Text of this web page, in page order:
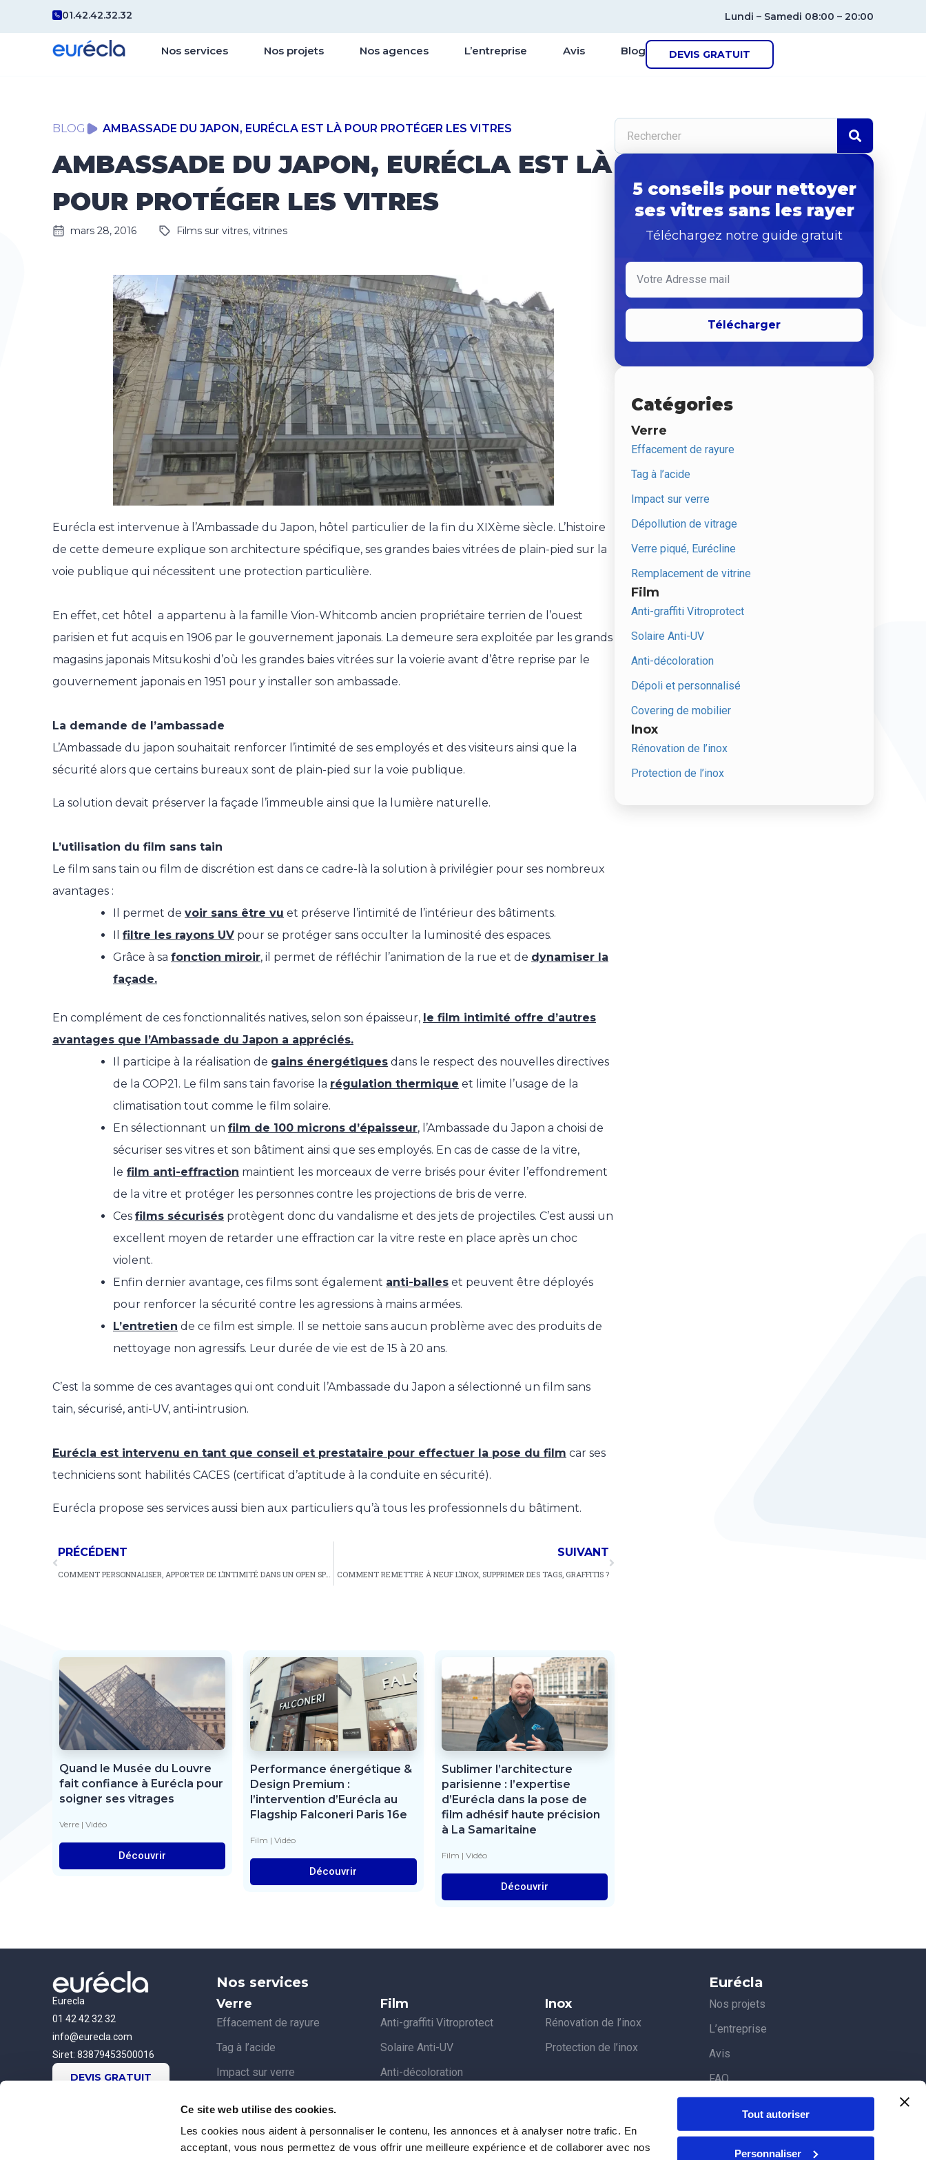
Ce site web utilise des cookies.
Les cookies nous aident à personnaliser le contenu, les annonces et à analyser notre trafic. En
acceptant, vous nous permettez de vous offrir une meilleure expérience et de collaborer avec nos
Tout autoriser
Personnaliser
01.42.42.32.32 Lundi – Samedi 08:00 – 20:00
Nos services Nos projets Nos agences L’entreprise Avis Blog DEVIS GRATUIT
BLOG AMBASSADE DU JAPON, EURÉCLA EST LÀ POUR PROTÉGER LES VITRES
AMBASSADE DU JAPON, EURÉCLA EST LÀ
POUR PROTÉGER LES VITRES
mars 28, 2016 Films sur vitres, vitrines
Eurécla est intervenue à l’Ambassade du Japon, hôtel particulier de la fin du XIXème siècle. L’histoire
de cette demeure explique son architecture spécifique, ses grandes baies vitrées de plain-pied sur la
voie publique qui nécessitent une protection particulière.
En effet, cet hôtel a appartenu à la famille Vion-Whitcomb ancien propriétaire terrien de l’ouest
parisien et fut acquis en 1906 par le gouvernement japonais. La demeure sera exploitée par les grands
magasins japonais Mitsukoshi d’où les grandes baies vitrées sur la voierie avant d’être reprise par le
gouvernement japonais en 1951 pour y installer son ambassade.
La demande de l’ambassade
L’Ambassade du japon souhaitait renforcer l’intimité de ses employés et des visiteurs ainsi que la
sécurité alors que certains bureaux sont de plain-pied sur la voie publique.
La solution devait préserver la façade l’immeuble ainsi que la lumière naturelle.
L’utilisation du film sans tain
Le film sans tain ou film de discrétion est dans ce cadre-là la solution à privilégier pour ses nombreux
avantages :
Il permet de voir sans être vu et préserve l’intimité de l’intérieur des bâtiments.
Il filtre les rayons UV pour se protéger sans occulter la luminosité des espaces.
Grâce à sa fonction miroir, il permet de réfléchir l’animation de la rue et de dynamiser la
façade.
En complément de ces fonctionnalités natives, selon son épaisseur, le film intimité offre d’autres
avantages que l’Ambassade du Japon a appréciés.
Il participe à la réalisation de gains énergétiques dans le respect des nouvelles directives
de la COP21. Le film sans tain favorise la régulation thermique et limite l’usage de la
climatisation tout comme le film solaire.
En sélectionnant un film de 100 microns d’épaisseur, l’Ambassade du Japon a choisi de
sécuriser ses vitres et son bâtiment ainsi que ses employés. En cas de casse de la vitre,
le film anti-effraction maintient les morceaux de verre brisés pour éviter l’effondrement
de la vitre et protéger les personnes contre les projections de bris de verre.
Ces films sécurisés protègent donc du vandalisme et des jets de projectiles. C’est aussi un
excellent moyen de retarder une effraction car la vitre reste en place après un choc
violent.
Enfin dernier avantage, ces films sont également anti-balles et peuvent être déployés
pour renforcer la sécurité contre les agressions à mains armées.
L’entretien de ce film est simple. Il se nettoie sans aucun problème avec des produits de
nettoyage non agressifs. Leur durée de vie est de 15 à 20 ans.
C’est la somme de ces avantages qui ont conduit l’Ambassade du Japon a sélectionné un film sans
tain, sécurisé, anti-UV, anti-intrusion.
Eurécla est intervenu en tant que conseil et prestataire pour effectuer la pose du film car ses
techniciens sont habilités CACES (certificat d’aptitude à la conduite en sécurité).
Eurécla propose ses services aussi bien aux particuliers qu’à tous les professionnels du bâtiment.
PRÉCÉDENT
COMMENT PERSONNALISER, APPORTER DE L’INTIMITÉ DANS UN OPEN SPACE ?
SUIVANT
COMMENT REMETTRE À NEUF L’INOX, SUPPRIMER DES TAGS, GRAFFITIS ?
Quand le Musée du Louvre
fait confiance à Eurécla pour
soigner ses vitrages
Verre | Vidéo
Découvrir
Performance énergétique &
Design Premium :
l’intervention d’Eurécla au
Flagship Falconeri Paris 16e
Film |Vidéo
Découvrir
Sublimer l’architecture
parisienne : l’expertise
d’Eurécla dans la pose de
film adhésif haute précision
à La Samaritaine
Film | Vidéo
Découvrir
5 conseils pour nettoyer
ses vitres sans les rayer
Téléchargez notre guide gratuit
Télécharger
Catégories
Verre
Effacement de rayure
Tag à l’acide
Impact sur verre
Dépollution de vitrage
Verre piqué, Eurécline
Remplacement de vitrine
Film
Anti-graffiti Vitroprotect
Solaire Anti-UV
Anti-décoloration
Dépoli et personnalisé
Covering de mobilier
Inox
Rénovation de l’inox
Protection de l’inox
Eurecla
01 42 42 32 32
info@eurecla.com
Siret: 83879453500016
DEVIS GRATUIT
Nos services
Verre
Effacement de rayure
Tag à l’acide
Impact sur verre
Remplacement de vitrine
Film
Anti-graffiti Vitroprotect
Solaire Anti-UV
Anti-décoloration
Inox
Rénovation de l’inox
Protection de l’inox
Eurécla
Nos projets
L’entreprise
Avis
FAQ